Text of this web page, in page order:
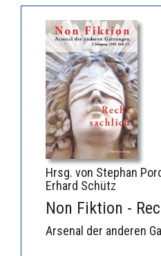
Hrsg. von Stephan
Erhard Schütz
Non Fiktion -
Arsenal der anderen